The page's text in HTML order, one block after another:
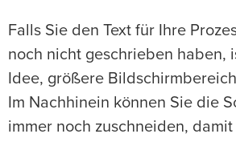
Falls Sie den Text für Ihre
noch nicht geschrieben haben,
Idee, größere
Im Nachhinein können Sie die
immer noch zuschneiden,